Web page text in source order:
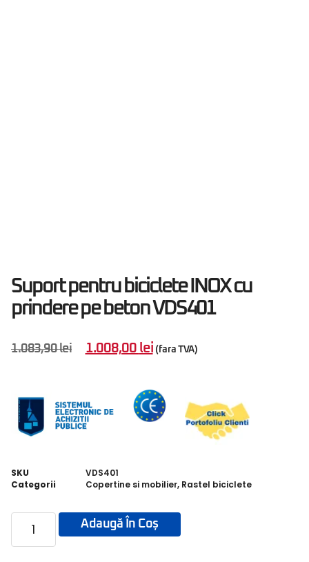
Suport pentru biciclete INOX cu
prindere pe beton VDS401
1.083,90lei 1.008,00 lei (fara TVA)
SKU
VDS401
Categorii
Copertine si mobilier, Rastel biciclete
Adaugă În Coș